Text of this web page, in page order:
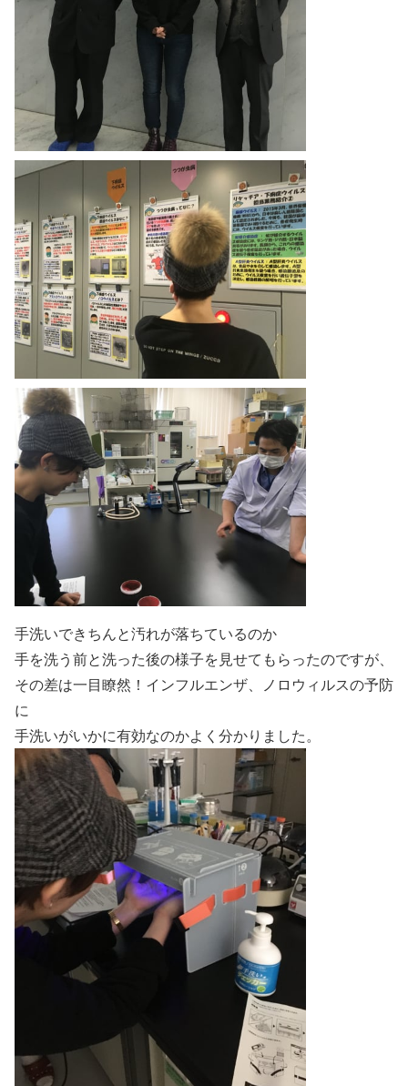
手洗いできちんと汚れが落ちているのか
手を洗う前と洗った後の様子を見せてもらったのですが、
その差は一目瞭然！インフルエンザ、ノロウィルスの予防
に
手洗いがいかに有効なのかよく分かりました。